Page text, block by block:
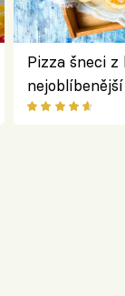
Pizza šneci